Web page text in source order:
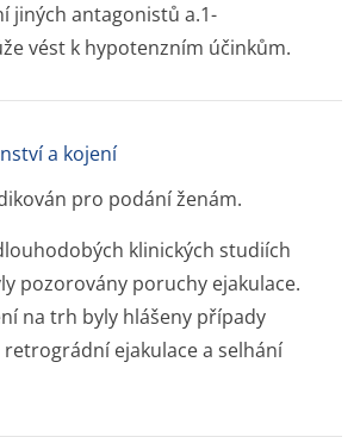
jiných antagonistů a.1-
vést k hypotenzním účinkům.
a kojení
pro podání ženám.
klinických studiích
pozorovány poruchy ejakulace.
na trh byly hlášeny případy
ejakulace a selhání